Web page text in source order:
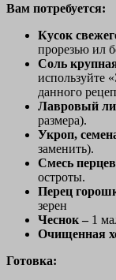
Вам потребуется:
Кусок
прорезью ил
Соль
используйте
данного
Лавровый
размера).
Укроп,
заменить).
Смесь
остроты.
Перец
зерен
Чеснок – 1
Очищенная
Готовка: